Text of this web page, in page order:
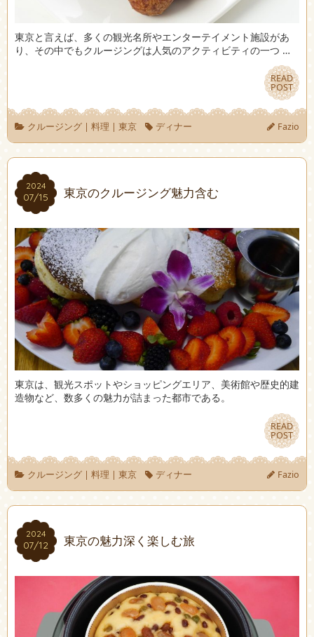
東京と言えば、多くの観光名所やエンターテイメント施設があ
り、その中でもクルージングは人気のアクティビティの一つ …
READ
POST
READ
POST
クルージング| 料理| 東京 ディナー Fazio
2024
07/15
2024
07/15 東京のクルージング魅力含む
東京は、観光スポットやショッピングエリア、美術館や歴史的建
造物など、数多くの魅力が詰まった都市である。
READ
POST
READ
POST
クルージング| 料理 | 東京 ディナー Fazio
2024
07/12
2024
07/12 東京の魅力深く楽しむ旅